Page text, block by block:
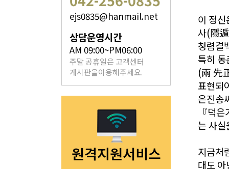
족보 자료실
은진송씨의 족보를 확인하실 수 있습니다.
은진송씨의 전달 사항을
ejs0835@hanmail.net
상담운영시간
AM 09:00~PM06:00
주말 공휴일은 고객센터
게시판을이용해주세요.
원격지원서비스
이 정
사(隱
청렴결
특히
(兩 先
표현되
은진송
『덕
는 사
지금처
대도